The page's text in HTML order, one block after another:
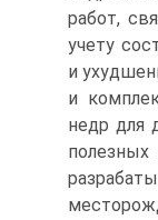
работ,
учету
и
и
недр для